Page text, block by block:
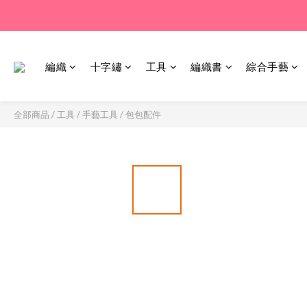
編織 十字繡 工具 編織書 綜合手藝
全部商品 / 工具 /手藝工具 /包包配件